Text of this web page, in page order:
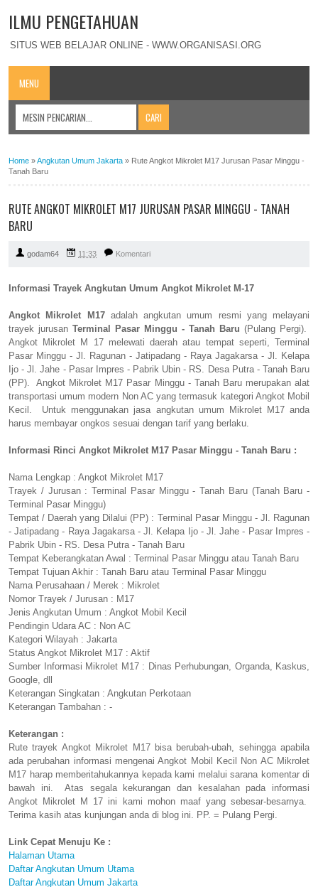
ILMU PENGETAHUAN
SITUS WEB BELAJAR ONLINE - WWW.ORGANISASI.ORG
MENU
Home »Angkutan Umum Jakarta » Rute Angkot Mikrolet M17 Jurusan Pasar Minggu -
Tanah Baru
RUTE ANGKOT MIKROLET M17 JURUSAN PASAR MINGGU - TANAH
BARU
godam64 11:33 Komentari
Informasi Trayek Angkutan Umum Angkot Mikrolet M-17
Angkot Mikrolet M17adalah angkutan umum resmi yang melayani
trayek jurusan Terminal Pasar Minggu - Tanah Baru (Pulang Pergi).
Angkot Mikrolet M 17 melewati daerah atau tempat seperti, Terminal
Pasar Minggu - Jl. Ragunan - Jatipadang - Raya Jagakarsa - Jl. Kelapa
Ijo - Jl. Jahe - Pasar Impres - Pabrik Ubin - RS. Desa Putra - Tanah Baru
(PP). Angkot Mikrolet M17 Pasar Minggu - Tanah Baru merupakan alat
transportasi umum modern Non AC yang termasuk kategori Angkot Mobil
Kecil. Untuk menggunakan jasa angkutan umum Mikrolet M17 anda
harus membayar ongkos sesuai dengan tarif yang berlaku.
Informasi Rinci Angkot Mikrolet M17 Pasar Minggu - Tanah Baru :
Nama Lengkap : Angkot Mikrolet M17
Trayek / Jurusan : Terminal Pasar Minggu - Tanah Baru (Tanah Baru -
Terminal Pasar Minggu)
Tempat / Daerah yang Dilalui (PP) : Terminal Pasar Minggu - Jl. Ragunan
- Jatipadang - Raya Jagakarsa - Jl. Kelapa Ijo - Jl. Jahe - Pasar Impres -
Pabrik Ubin - RS. Desa Putra - Tanah Baru
Tempat Keberangkatan Awal : Terminal Pasar Minggu atau Tanah Baru
Tempat Tujuan Akhir : Tanah Baru atau Terminal Pasar Minggu
Nama Perusahaan / Merek : Mikrolet
Nomor Trayek / Jurusan : M17
Jenis Angkutan Umum : Angkot Mobil Kecil
Pendingin Udara AC : Non AC
Kategori Wilayah : Jakarta
Status Angkot Mikrolet M17 : Aktif
Sumber Informasi Mikrolet M17 : Dinas Perhubungan, Organda, Kaskus,
Google, dll
Keterangan Singkatan : Angkutan Perkotaan
Keterangan Tambahan : -
Keterangan :
Rute trayek Angkot Mikrolet M17 bisa berubah-ubah, sehingga apabila
ada perubahan informasi mengenai Angkot Mobil Kecil Non AC Mikrolet
M17 harap memberitahukannya kepada kami melalui sarana komentar di
bawah ini. Atas segala kekurangan dan kesalahan pada informasi
Angkot Mikrolet M 17 ini kami mohon maaf yang sebesar-besarnya.
Terima kasih atas kunjungan anda di blog ini. PP. = Pulang Pergi.
Link Cepat Menuju Ke :
Halaman Utama
Daftar Angkutan Umum Utama
Daftar Angkutan Umum Jakarta